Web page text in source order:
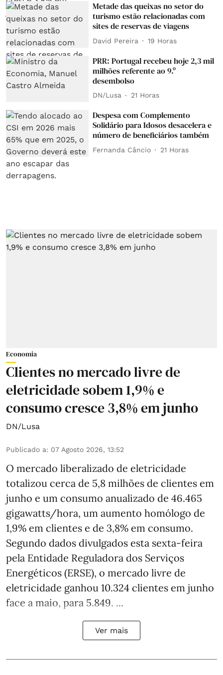
Metade das queixas no setor do
turismo estão relacionadas com
sites de reservas de viagens
David Pereira 19 Horas
PRR: Portugal recebeu hoje 2,3 mil
milhões referente ao 9.º
desembolso
DN/Lusa 21 Horas
Despesa com Complemento
Solidário para Idosos desacelera e
número de beneficiários também
Fernanda Câncio 21 Horas
Economia
Clientes no mercado livre de
eletricidade sobem 1,9% e
consumo cresce 3,8% em junho
DN/Lusa
Publicado a: 07 Agosto 2026, 13:52
O mercado liberalizado de eletricidade
totalizou cerca de 5,8 milhões de clientes em
junho e um consumo anualizado de 46.465
gigawatts/hora, um aumento homólogo de
1,9% em clientes e de 3,8% em consumo.
Segundo dados divulgados esta sexta-feira
pela Entidade Reguladora dos Serviços
Energéticos (ERSE), o mercado livre de
eletricidade ganhou 10.324 clientes em junho
face a maio, para 5.849. ...
Ver mais